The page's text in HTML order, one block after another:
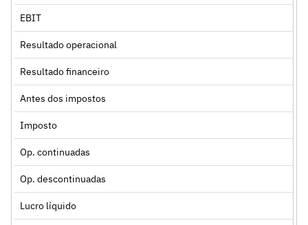
EBIT
Resultado operacional
Resultado financeiro
Antes dos impostos
Imposto
Op. continuadas
Op. descontinuadas
Lucro líquido